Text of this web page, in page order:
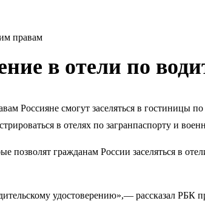
правам
в отели по
Россияне смогут заселяться в гостиницы
в отелях по загранпаспорту и
позволят гражданам России заселяться в
удостоверению»,— рассказал РБК